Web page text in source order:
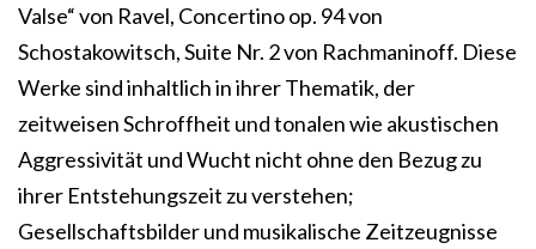
Valse“ von Ravel, Concertino op. 94 von
Schostakowitsch, Suite Nr. 2 von Rachmaninoff. Diese
Werke sind inhaltlich in ihrer Thematik, der
zeitweisen Schroffheit und tonalen wie akustischen
Aggressivität und Wucht nicht ohne den Bezug zu
ihrer Entstehungszeit zu verstehen;
Gesellschaftsbilder und musikalische Zeitzeugnisse